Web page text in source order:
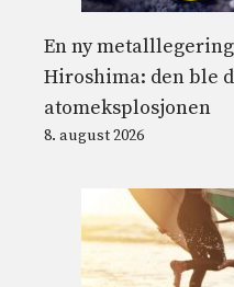
En ny
Hiroshima: den ble
atomeksplosjonen
8. august 2026